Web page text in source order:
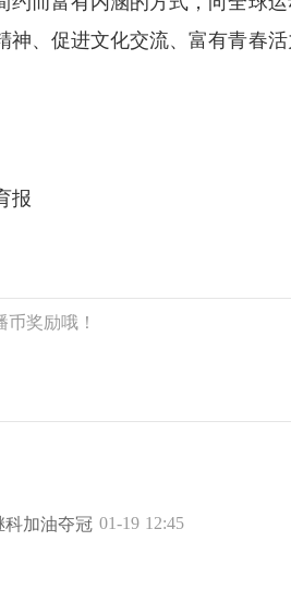
神、促进文化交流、富有青春
报
科加油夺冠 01-19 12:45